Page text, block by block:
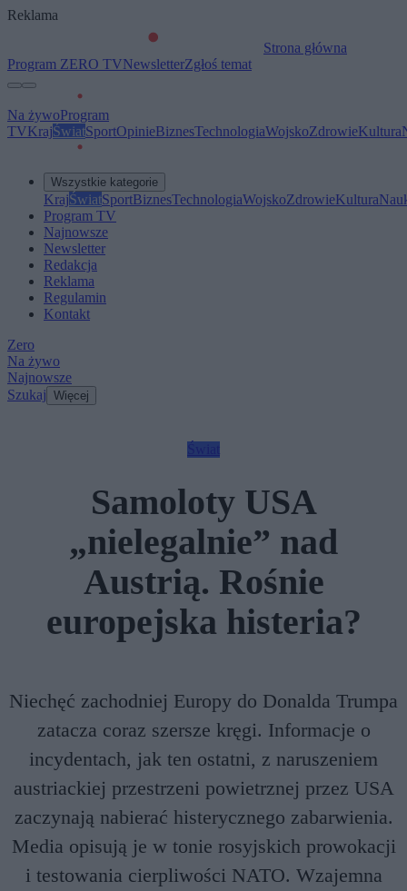
Reklama
Strona główna
Program ZERO TVNewsletterZgłoś temat
Na żywoProgram
TVKrajŚwiatSportOpinieBiznesTechnologiaWojskoZdrowieKultura
Wszystkie kategorie
KrajŚwiatSportBiznesTechnologiaWojskoZdrowieKultura
Program TV
Najnowsze
Newsletter
Redakcja
Reklama
Regulamin
Kontakt
Zero
Na żywo
Najnowsze
Szukaj Więcej
Samoloty USA
„nielegalnie” nad
Austrią. Rośnie
europejska histeria?
Niechęć zachodniej Europy do Donalda Trumpa
zatacza coraz szersze kręgi. Informacje o
incydentach, jak ten ostatni, z naruszeniem
austriackiej przestrzeni powietrznej przez USA
zaczynają nabierać histerycznego zabarwienia.
Media opisują je w tonie rosyjskich prowokacji
i testowania cierpliwości NATO. Wzajemna